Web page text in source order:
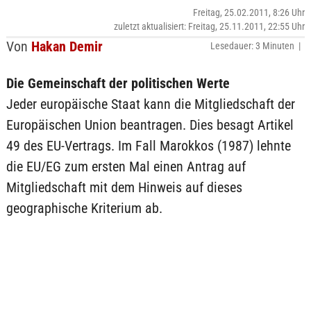
Von Hakan Demir
Freitag, 25.02.2011, 8:26 Uhr
zuletzt aktualisiert: Freitag, 25.11.2011, 22:55 Uhr
Lesedauer: 3 Minuten |
Die Gemeinschaft der politischen Werte
Jeder europäische Staat kann die Mitgliedschaft der
Europäischen Union beantragen. Dies besagt Artikel
49 des EU-Vertrags. Im Fall Marokkos (1987) lehnte
die EU/EG zum ersten Mal einen Antrag auf
Mitgliedschaft mit dem Hinweis auf dieses
geographische Kriterium ab.